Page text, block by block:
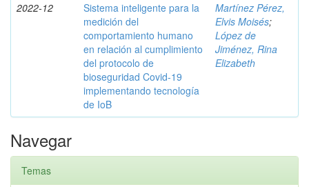
2022-12
Sistema inteligente para la
medición del
comportamiento humano
en relación al cumplimiento
del protocolo de
bioseguridad Covid-19
implementando tecnología
de IoB
Martínez Pérez,
Elvis Moisés;
López de
Jiménez, Rina
Elizabeth
Navegar
Temas